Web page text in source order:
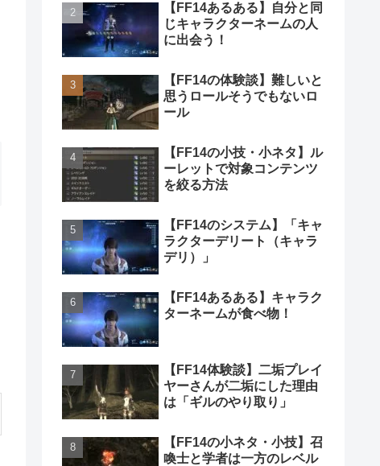
【FF14あるある】自分と同
じキャラクターネームの人
に出会う！
【FF14の体験談】難しいと
思うロールそうでもないロ
ール
【FF14の小技・小ネタ】ル
ーレットで対象コンテンツ
を絞る方法
【FF14のシステム】「キャ
ラクターデリート（キャラ
デリ）」
【FF14あるある】キャラク
ターネームが食べ物！
【FF14体験談】二垢プレイ
ヤーさんが二垢にした理由
は「ギルのやり取り」
【FF14の小ネタ・小技】召
喚士と学者は一方のレベル